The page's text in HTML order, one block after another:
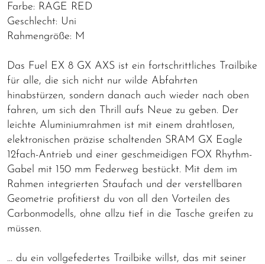
Farbe: RAGE RED
Geschlecht: Uni
Rahmengröße: M
Das Fuel EX 8 GX AXS ist ein fortschrittliches Trailbike
für alle, die sich nicht nur wilde Abfahrten
hinabstürzen, sondern danach auch wieder nach oben
fahren, um sich den Thrill aufs Neue zu geben. Der
leichte Aluminiumrahmen ist mit einem drahtlosen,
elektronischen präzise schaltenden SRAM GX Eagle
12fach-Antrieb und einer geschmeidigen FOX Rhythm-
Gabel mit 150 mm Federweg bestückt. Mit dem im
Rahmen integrierten Staufach und der verstellbaren
Geometrie profitierst du von all den Vorteilen des
Carbonmodells, ohne allzu tief in die Tasche greifen zu
müssen.
… du ein vollgefedertes Trailbike willst, das mit seiner